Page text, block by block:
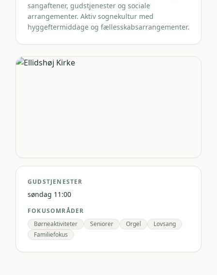
sangaftener, gudstjenester og sociale
arrangementer. Aktiv sognekultur med
hyggeftermiddage og fællesskabsarrangementer.
GUDSTJENESTER
søndag 11:00
FOKUSOMRÅDER
Børneaktiviteter
Seniorer Orgel
Lovsang
Familiefokus